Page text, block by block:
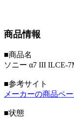
商品情報
■商品名
ソニー α7 III ILCE-
■参考サイト
メーカーの商品ペ
■状態